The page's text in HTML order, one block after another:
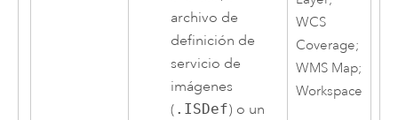
archivo de
definición de
servicio de
imágenes
( .ISDef) o un
WCS
Coverage;
WMS Map;
Workspace